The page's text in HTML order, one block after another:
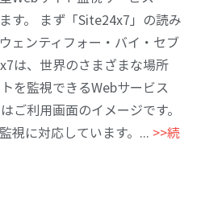
す。 まず「Site24x7」の読み
ェンティフォー・バイ・セブ
は、世界のさまざまな場所
を監視できるWebサービス
ご利用画面のイメージです。
視に対応しています。... >>続